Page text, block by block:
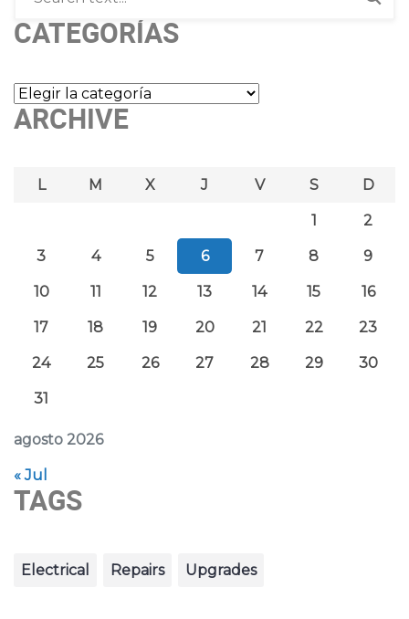
CATEGORÍAS
Categorías
ARCHIVE
agosto 2026
L M X J V S D
1 2
3 4 5 6 7 8 9
10 11 12 13 14 15 16
17 18 19 20 21 22 23
24 25 26 27 28 29 30
31
« Jul
TAGS
Electrical Repairs Upgrades